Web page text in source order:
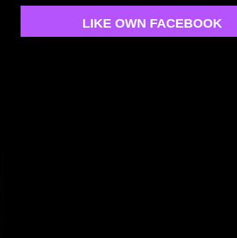
LIKE OWN FACEBOOK